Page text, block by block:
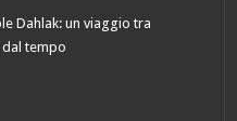
Dahlak: un viaggio tra
tempo